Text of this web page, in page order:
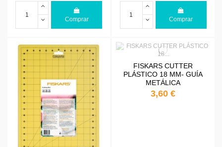
Comprar Comprar
FISKARS CUTTER
PLÁSTICO 18 MM- GUÍA
METÁLICA
3,60 €